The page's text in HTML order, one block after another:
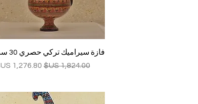
العرض السريع
فازة سيراميك تركي حصري 30 سم
سعر عادي‏1,824.00 US$ سعر البيع